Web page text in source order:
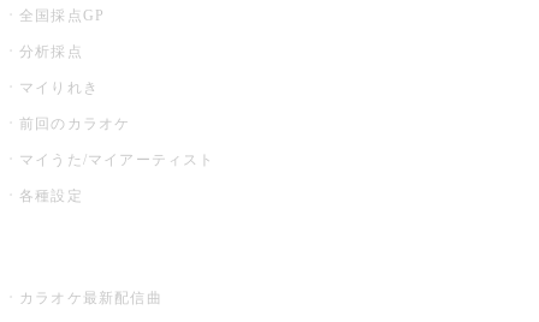
全国採点GP
分析採点
マイりれき
前回のカラオケ
マイうた/マイアーティスト
各種設定
カラオケ最新配信曲